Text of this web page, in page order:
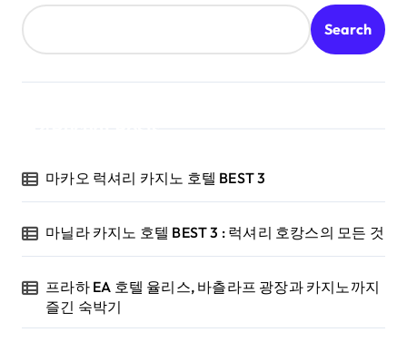
Search
마카오 럭셔리 카지노 호텔 BEST 3
마닐라 카지노 호텔 BEST 3 : 럭셔리 호캉스의 모든 것
프라하 EA 호텔 율리스, 바츨라프 광장과 카지노까지
즐긴 숙박기